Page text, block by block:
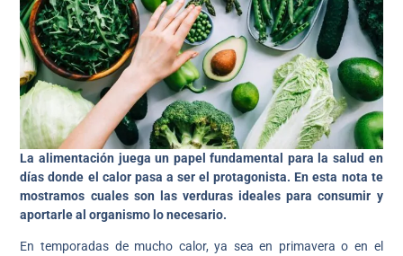
La alimentación juega un papel fundamental para la salud en
días donde el calor pasa a ser el protagonista. En esta nota te
mostramos cuales son las verduras ideales para consumir y
aportarle al organismo lo necesario.
En temporadas de mucho calor, ya sea en primavera o en el